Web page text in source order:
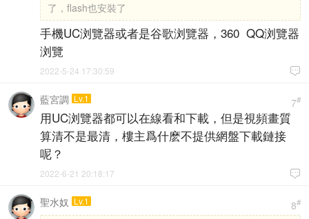
了，flash也安裝了
手機UC浏覽器或者是谷歌浏覽器，360 QQ浏覽器
浏覽

2022-5-24 17:30:59
7#
藍宮調 Lv.1
用UC浏覽器都可以在線看和下載，但是視頻畫質
算清不是最清，樓主爲什麽不提供網盤下載鏈接
呢？

2022-6-21 20:18:17
8#
聖水奴 Lv.1